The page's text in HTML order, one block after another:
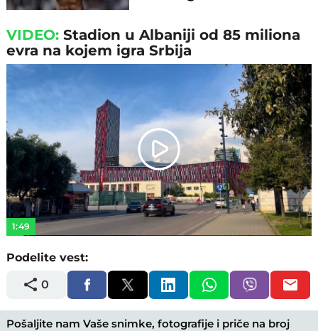
VIDEO:Stadion u Albaniji od 85 miliona
evra na kojem igra Srbija
Play
Video
1:49
Podelite vest:
0
Pošaljite nam Vaše snimke, fotografije i priče na broj